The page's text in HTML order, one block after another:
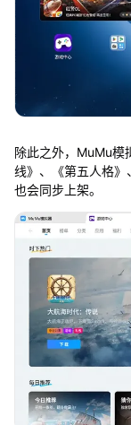
除此之外，MuMu模
线》、《第五人格
也会同步上架。